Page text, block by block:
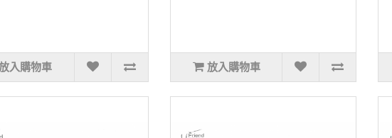
入購物車 放入購物車